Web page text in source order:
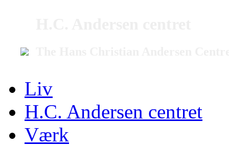
Liv
H.C. Andersen centret
Værk